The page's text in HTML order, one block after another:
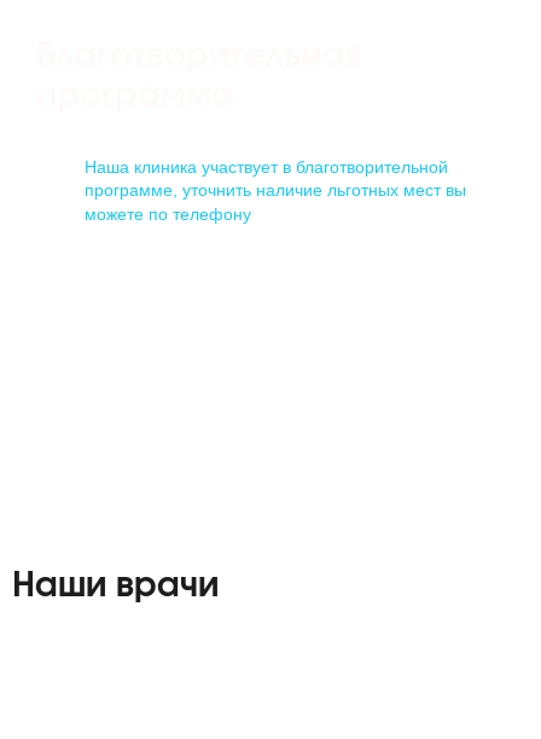
Наша клиника участвует в благотворительной
программе, уточнить наличие льготных мест вы
можете по телефону
Наши врачи